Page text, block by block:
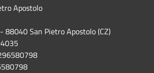
Apostolo
88040 San Pietro Apostolo (CZ)